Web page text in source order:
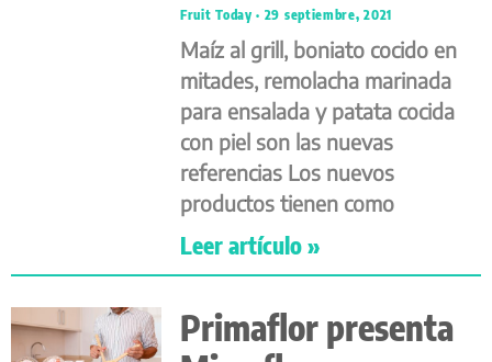
Fruit Today 29 septiembre, 2021
Maíz al grill, boniato cocido en
mitades, remolacha marinada
para ensalada y patata cocida
con piel son las nuevas
referencias Los nuevos
productos tienen como
Leer artículo »
Primaflor presenta